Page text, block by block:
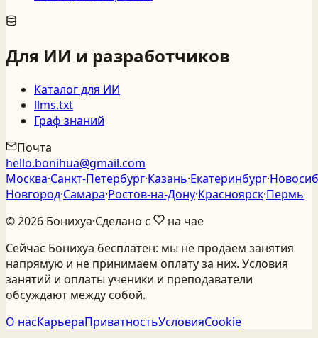
Для ИИ и разработчиков
Каталог для ИИ
llms.txt
Граф знаний
Почта
hello.bonihua@gmail.com
Москва·Санкт‑Петербург·Казань·Екатеринбург·
Новгород·Самара·Ростов‑на‑Дону·Красноярск·Пермь
©2026 Бонихуа·Сделано с
на чае
Сейчас Бонихуа бесплатен: мы не продаём занятия
напрямую и не принимаем оплату за них. Условия
занятий и оплаты ученики и преподаватели
обсуждают между собой.
О насКарьераПриватностьУсловияCookie